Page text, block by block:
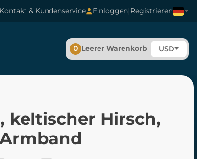
& Kundenservice Einloggen|Registrieren
0 Leerer Warenkorb USD
keltischer Hirsch,